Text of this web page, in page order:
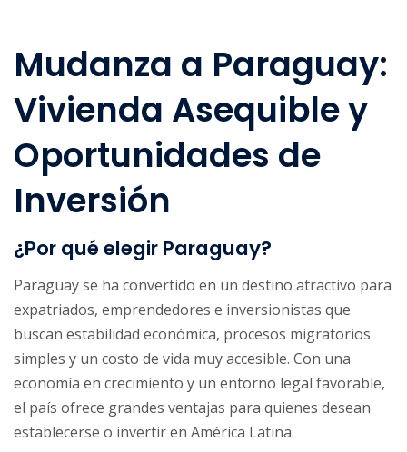
Mudanza a Paraguay:
Vivienda Asequible y
Oportunidades de
Inversión
¿Por qué elegir Paraguay?
Paraguay se ha convertido en un destino atractivo para
expatriados, emprendedores e inversionistas que
buscan estabilidad económica, procesos migratorios
simples y un costo de vida muy accesible. Con una
economía en crecimiento y un entorno legal favorable,
el país ofrece grandes ventajas para quienes desean
establecerse o invertir en América Latina.